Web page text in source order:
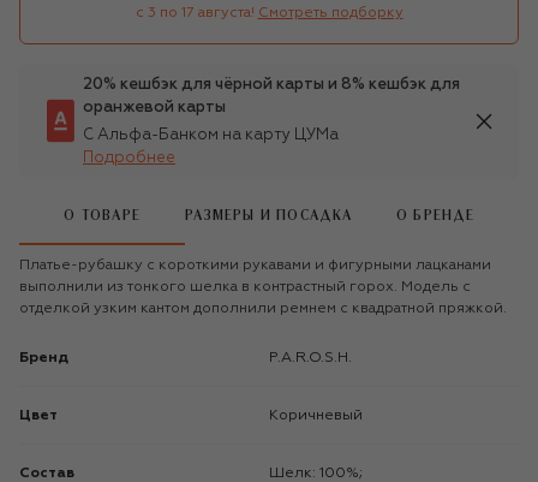
с 3 по 17 августа! Смотреть подборку
20% кешбэк для чёрной карты и 8% кешбэк для
оранжевой карты
С Альфа-Банком на карту ЦУМа
Подробнее
О ТОВАРЕ РАЗМЕРЫ И ПОСАДКА О БРЕНДЕ
Платье-рубашку с короткими рукавами и фигурными лацканами
выполнили из тонкого шелка в контрастный горох. Модель с
отделкой узким кантом дополнили ремнем с квадратной пряжкой.
Бренд P.A.R.O.S.H.
Цвет Коричневый
Состав Шелк: 100%;